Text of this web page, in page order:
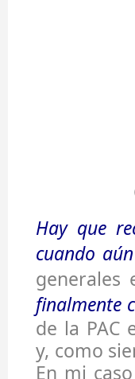
Hay que
cuando
generales
finalmente
de la PAC
y, como
En mi